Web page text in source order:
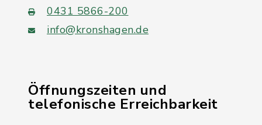
0431 5866-200
info@kronshagen.de
Öffnungszeiten und
telefonische Erreichbarkeit